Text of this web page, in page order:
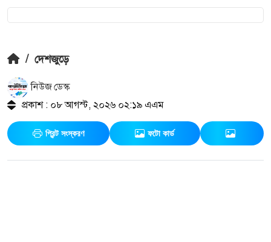
/ দেশজুড়ে
নিউজ ডেস্ক
প্রকাশ : ০৮ আগস্ট, ২০২৬ ০২:১৯ এএম
প্রিন্ট সংস্করণ ফটো কার্ড